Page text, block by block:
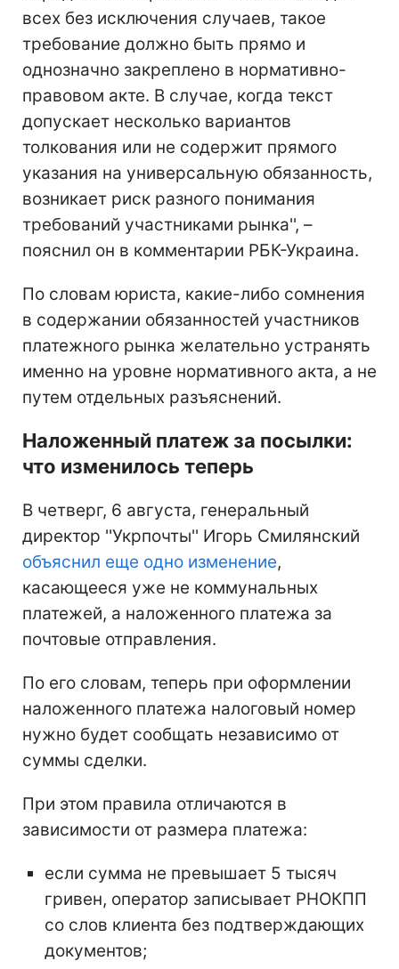
всех без исключения случаев, такое
требование должно быть прямо и
однозначно закреплено в нормативно-
правовом акте. В случае, когда текст
допускает несколько вариантов
толкования или не содержит прямого
указания на универсальную обязанность,
возникает риск разного понимания
требований участниками рынка'', –
пояснил он в комментарии РБК-Украина.
По словам юриста, какие-либо сомнения
в содержании обязанностей участников
платежного рынка желательно устранять
именно на уровне нормативного акта, а не
путем отдельных разъяснений.
Наложенный платеж за посылки:
что изменилось теперь
В четверг, 6 августа, генеральный
директор ''Укрпочты'' Игорь Смилянский
объяснил еще одно изменение,
касающееся уже не коммунальных
платежей, а наложенного платежа за
почтовые отправления.
По его словам, теперь при оформлении
наложенного платежа налоговый номер
нужно будет сообщать независимо от
суммы сделки.
При этом правила отличаются в
зависимости от размера платежа:
если сумма не превышает 5 тысяч
гривен, оператор записывает РНОКПП
со слов клиента без подтверждающих
документов;